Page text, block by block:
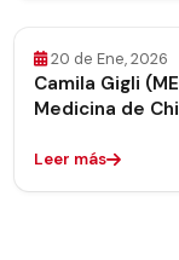
20 de Ene, 2026
Camila Gigli
Medicina de
Leer más